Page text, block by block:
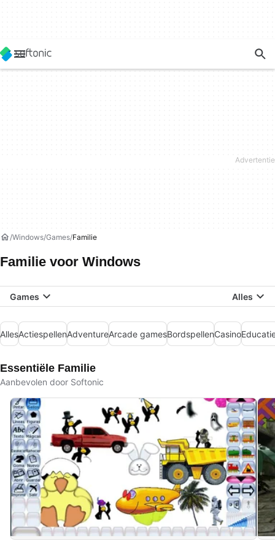
Windows Games Familie
Familie voor Windows
Games Alles
AllesActiespellenAdventureArcade gamesBordspellenCasino
Essentiële Familie
Aanbevolen door Softonic